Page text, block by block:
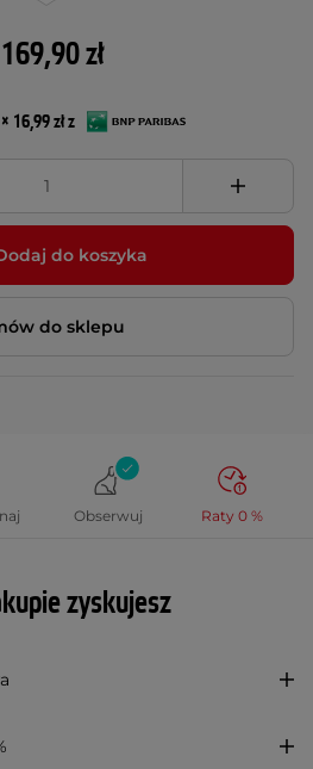
169,90 zł
16,99 zł z
do koszyka
do sklepu
Obserwuj Raty 0 %
zyskujesz